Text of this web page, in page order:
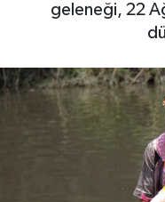
geleneği, 22
Haber Arşivi